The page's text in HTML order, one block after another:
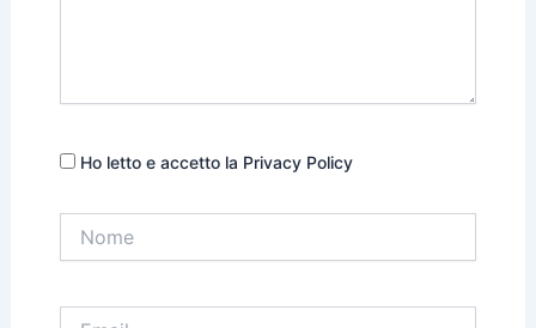
Ho letto e accetto la Privacy Policy